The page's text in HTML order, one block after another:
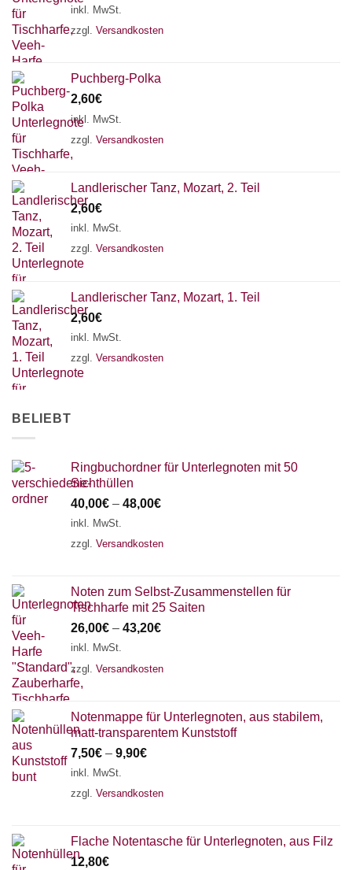
inkl. MwSt.
zzgl. Versandkosten
Puchberg-Polka
2,60€
inkl. MwSt.
zzgl. Versandkosten
Landlerischer Tanz, Mozart, 2. Teil
2,60€
inkl. MwSt.
zzgl. Versandkosten
Landlerischer Tanz, Mozart, 1. Teil
2,60€
inkl. MwSt.
zzgl. Versandkosten
BELIEBT
Ringbuchordner für Unterlegnoten mit 50
Sichthüllen
40,00€ – 48,00€
inkl. MwSt.
zzgl. Versandkosten
Noten zum Selbst-Zusammenstellen für
Tischharfe mit 25 Saiten
26,00€ – 43,20€
inkl. MwSt.
zzgl. Versandkosten
Notenmappe für Unterlegnoten, aus stabilem,
matt-transparentem Kunststoff
7,50€ – 9,90€
inkl. MwSt.
zzgl. Versandkosten
Flache Notentasche für Unterlegnoten, aus Filz
12,80€